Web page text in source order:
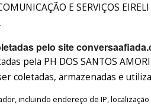
E SERVIÇOS
pelo site
pela PH DOS SANTOS
coletadas, armazenadas e
incluindo endereço de IP,